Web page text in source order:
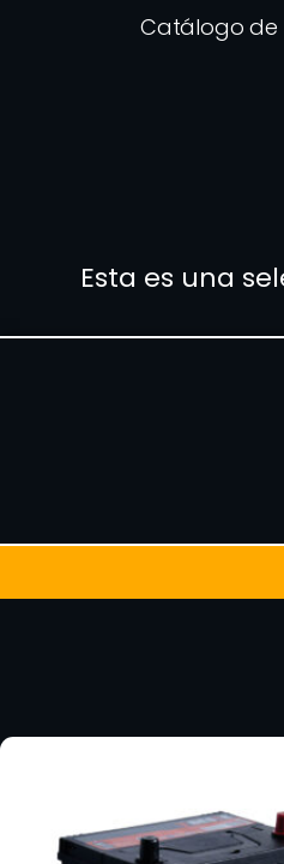
Catálogo de
Esta es una